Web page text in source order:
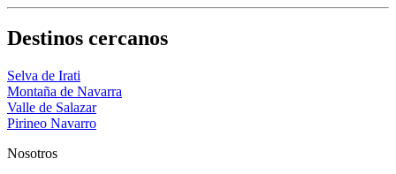
Destinos cercanos
Selva de Irati
Montaña de Navarra
Valle de Salazar
Pirineo Navarro
Nosotros